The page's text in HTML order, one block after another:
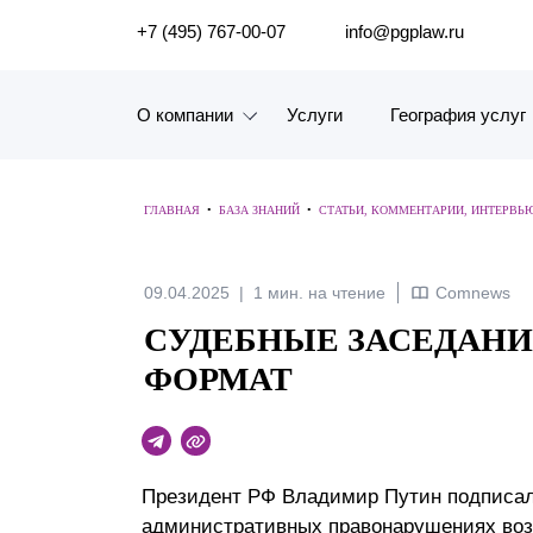
ПОИСК ПО САЙТУ
+7 (495) 767-00-07 info@pgplaw.ru
О компании
Наш опыт
Рейтинги, Награды, Цифры
Карьера
История компании
Услуги География услуг
ГЛАВНАЯ • БАЗА ЗНАНИЙ • СТАТЬИ, КОММЕНТАРИИ,
09.04.2025 1 мин. на чтение Comnews
СУДЕБНЫЕ
ФОРМАТ
Пре­зидент РФ Вла­димир Пу­тин
ад­ми­нис­тра­тив­ных пра­вона­руше­ниях